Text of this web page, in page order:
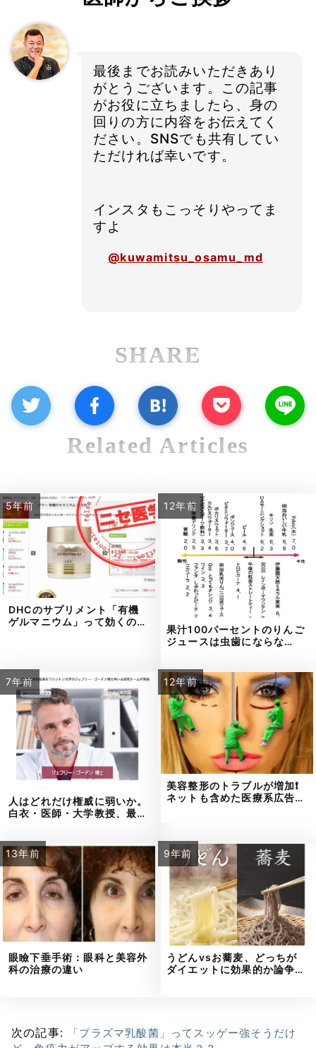
最後までお読みいただきあり
がとうございます。この記事
がお役に立ちましたら、身の
回りの方に内容をお伝えてく
ださい。SNSでも共有してい
ただければ幸いです。
インスタもこっそりやってま
すよ
@kuwamitsu_osamu_md
SHARE
Related Articles
5年前
DHCのサプリメント「有機
ゲルマニウム」って効くの…
12年前
果汁100パーセントのりんご
ジュースは虫歯にならな…
7年前
人はどれだけ権威に弱いか。
白衣・医師・大学教授、最…
12年前
美容整形のトラブルが増加❗
ネットも含めた医療系広告…
13年前
眼瞼下垂手術：眼科と美容外
科の治療の違い
9年前
うどんvsお蕎麦、どっちが
ダイエットに効果的か論争…
次の記事:
「プラズマ乳酸菌」ってスッゲー強そうだけ